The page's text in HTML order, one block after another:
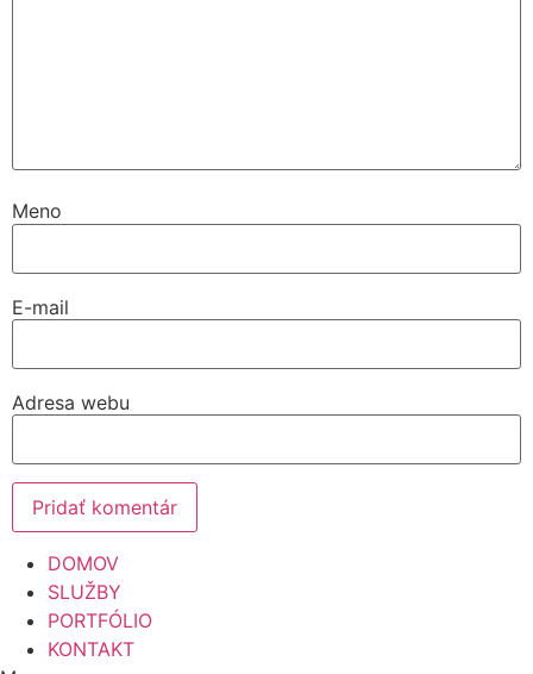
Meno
E-mail
Adresa webu
DOMOV
SLUŽBY
PORTFÓLIO
KONTAKT